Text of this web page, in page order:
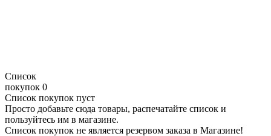
Список
покупок 0
Список покупок пуст
Просто добавьте сюда товары, распечатайте список и
пользуйтесь им в магазине.
Список покупок не является резервом заказа в Магазине!